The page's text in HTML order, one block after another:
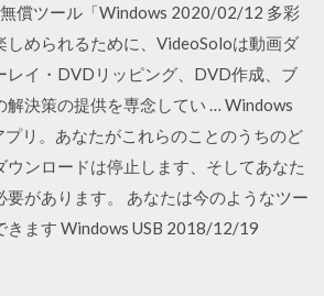
償ツール「Windows 2020/02/12 多彩
しめられるために、VideoSoloは動画ダ
レイ・DVDリッピング、DVD作成、ブ
解決策の提供を専念してい … Windows
プリ。あなたがこれらのことのうちのど
ウンロードは停止します、そしてあなた
要があります。 あなたは今のようなツー
きます Windows USB 2018/12/19